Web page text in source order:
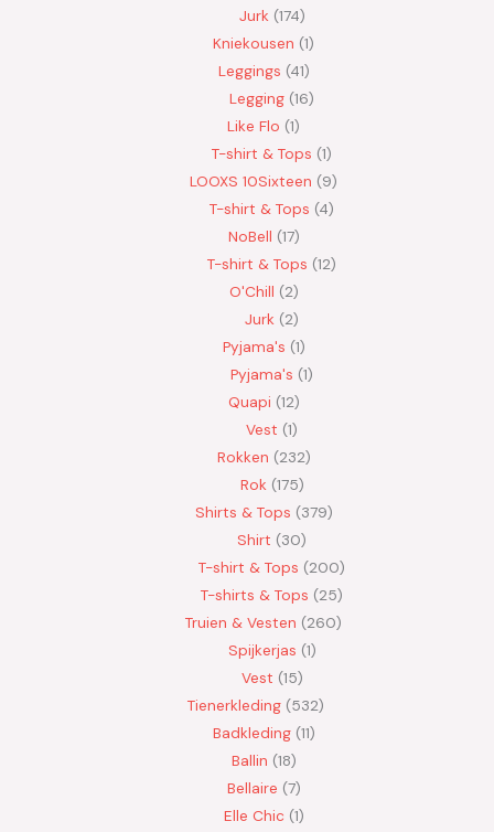
Jurk 174
Kniekousen 1
Leggings 41
Legging 16
Like Flo 1
T-shirt & Tops 1
LOOXS 10Sixteen
9
T-shirt & Tops 4
NoBell 17
T-shirt & Tops 12
O'Chill 2
Jurk 2
Pyjama's 1
Pyjama's 1
Quapi 12
Vest 1
Rokken 232
Rok 175
Shirts & Tops 379
Shirt
30
T-shirt & Tops
200
T-shirts & Tops
25
Truien & Vesten
260
Spijkerjas 1
Vest 15
Tienerkleding 532
Badkleding 11
Ballin 18
Bellaire 7
Elle Chic 1